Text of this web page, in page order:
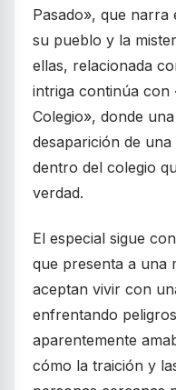
Pasado», que narra
su pueblo y la
ellas, relacionada
intriga continúa con
Colegio», donde
desaparición de
dentro del colegio
verdad.
El especial sigue
que presenta a una
aceptan vivir con
enfrentando
aparentemente
cómo la traición y